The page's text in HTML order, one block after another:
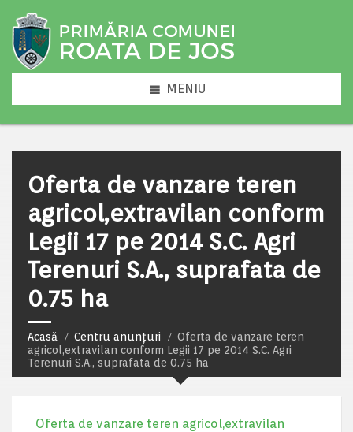
MENIU
Oferta de vanzare teren
agricol,extravilan conform
Legii 17 pe 2014 S.C. Agri
Terenuri S.A., suprafata de
0.75 ha
Acasă Centru anunțuri
Oferta de vanzare teren
agricol,extravilan conform Legii 17 pe 2014 S.C. Agri
Terenuri S.A., suprafata de 0.75 ha
Oferta de vanzare teren agricol,extravilan